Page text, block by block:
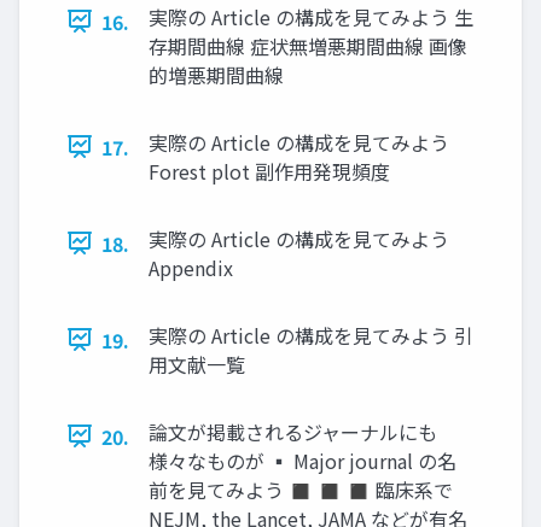
16.
実際の Article の構成を見てみよう 生
存期間曲線 症状無増悪期間曲線 画像
的増悪期間曲線
17.
実際の Article の構成を見てみよう
Forest plot 副作用発現頻度
18.
実際の Article の構成を見てみよう
Appendix
19.
実際の Article の構成を見てみよう 引
用文献一覧
20.
論文が掲載されるジャーナルにも
様々なものが ▪ Major journal の名
前を見てみよう ◼ ◼ ◼ 臨床系で
NEJM, the Lancet, JAMA などが有名